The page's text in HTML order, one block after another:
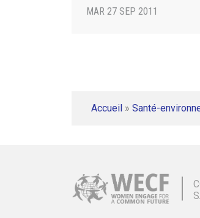
MAR 27 SEP 2011
Accueil » Santé-